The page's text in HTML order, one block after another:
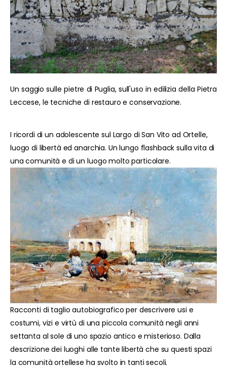
Un saggio sulle pietre di Puglia, sull'uso in edilizia della Pietra
Leccese, le tecniche di restauro e conservazione.
I ricordi di un adolescente sul Largo di San Vito ad Ortelle,
luogo di libertà ed anarchia. Un lungo flashback sulla vita di
una comunità e di un luogo molto particolare.
Racconti di taglio autobiografico per descrivere usi e
costumi, vizi e virtù di una piccola comunità negli anni
settanta al sole di uno spazio antico e misterioso. Dalla
descrizione dei luoghi alle tante libertà che su questi spazi
la comunità ortellese ha svolto in tanti secoli.